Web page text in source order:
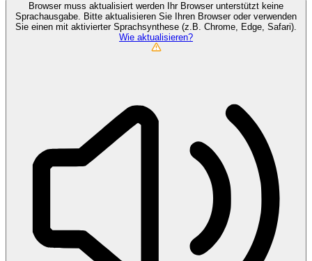
Browser muss aktualisiert werden
Ihr Browser unterstützt keine
Sprachausgabe. Bitte aktualisieren Sie Ihren Browser oder verwenden
Sie einen mit aktivierter Sprachsynthese (z.B. Chrome, Edge, Safari).
Wie aktualisieren?